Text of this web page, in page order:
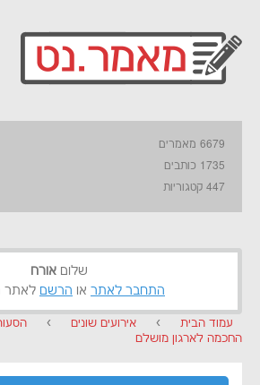
שלום אורח
התחבר לאתר או הרשם לאתר
6679 מאמרים
1735 כותבים
447 קטגוריות
עמוד הבית › אירועים שונים ›
החכמה לארגון מושלם